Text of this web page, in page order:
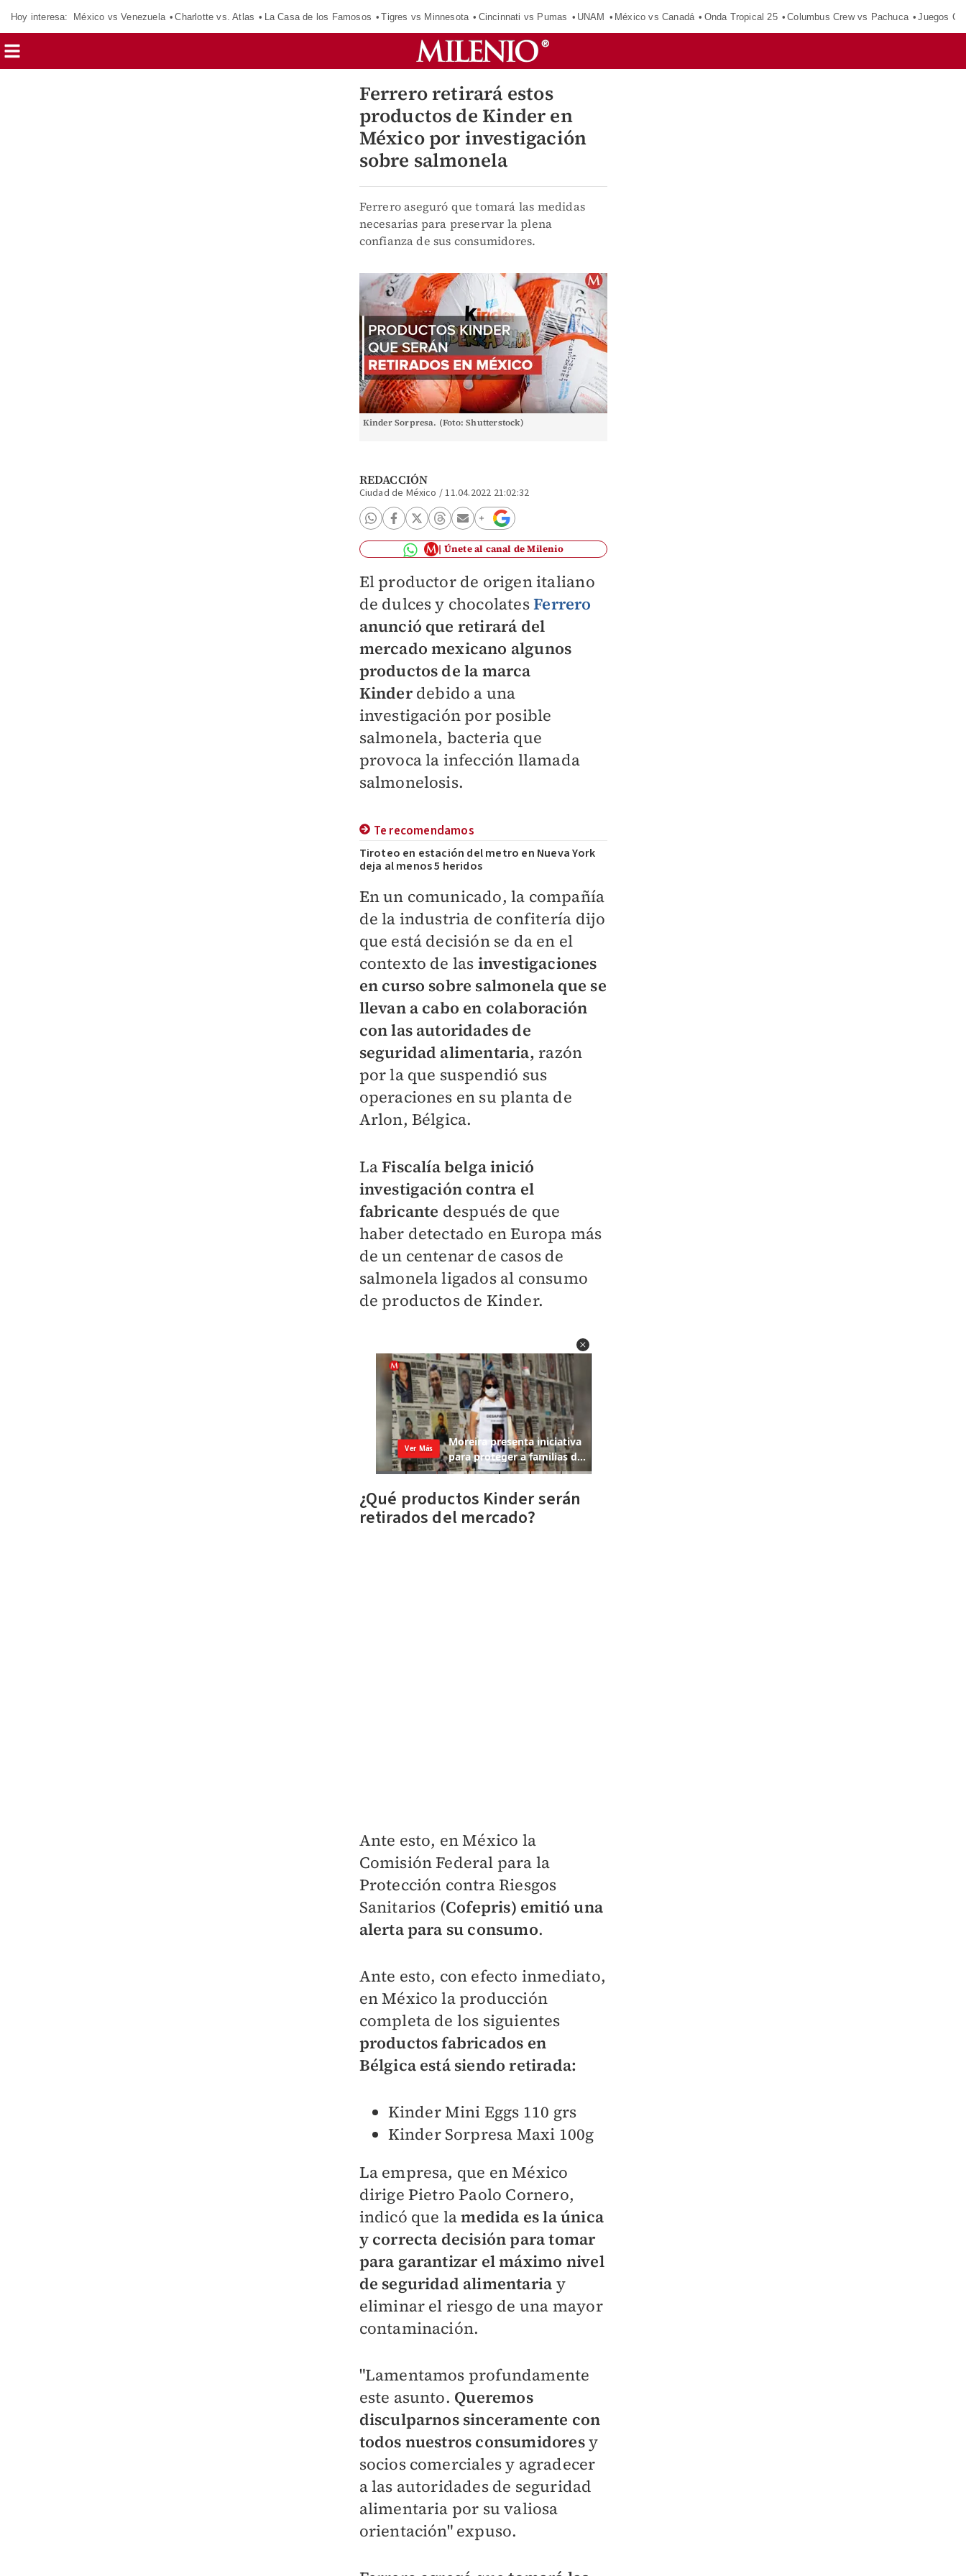
Hoy interesa: México vs Venezuela Charlotte vs. Atlas La Casa de los Famosos Tigres vs Minnesota Cincinnati vs Pumas UNAM México vs Canadá Onda Tropical 25 Columbus Crew vs Pachuca Juegos
Ferrero retirará estos
productos de Kinder en
México por investigación
sobre salmonela
Ferrero aseguró que tomará las medidas
necesarias para preservar la plena
confianza de sus consumidores.
Kinder Sorpresa. (Foto: Shutterstock)
REDACCIÓN
Ciudad de México /11.04.2022 21:02:32
Únete al canal de Milenio
El productor de origen italiano
de dulces y chocolatesFerrero
anunció que retirará del
mercado mexicano algunos
productos de la marca
Kinderdebido a una
investigación por posible
salmonela, bacteria que
provoca la infección llamada
salmonelosis.
Te recomendamos
Tiroteo en estación del metro en Nueva York
deja al menos 5 heridos
En un comunicado, la compañía
de la industria de confitería dijo
que está decisión se da en el
contexto de las investigaciones
en curso sobre salmonela que se
llevan a cabo en colaboración
con las autoridades de
seguridad alimentaria, razón
por la que suspendió sus
operaciones en su planta de
Arlon, Bélgica.
LaFiscalía belga inició
investigación contra el
fabricante después de que
haber detectado en Europa más
de un centenar de casos de
salmonela ligados al consumo
de productos de Kinder.
¿Qué productos Kinder serán
retirados del mercado?
Ante esto, en México la
Comisión Federal para la
Protección contra Riesgos
Sanitarios (Cofepris) emitió una
alerta para su consumo.
Ante esto, con efecto inmediato,
en México la producción
completa de los siguientes
productos fabricados en
Bélgica está siendo retirada:
Kinder Mini Eggs 110 grs
Kinder Sorpresa Maxi 100g
La empresa, que en México
dirige Pietro Paolo Cornero,
indicó que lamedida es la única
y correcta decisión para tomar
para garantizar el máximo nivel
de seguridad alimentaria y
eliminar el riesgo de una mayor
contaminación.
"Lamentamos profundamente
este asunto. Queremos
disculparnos sinceramente con
todos nuestros consumidoresy
socios comerciales y agradecer
a las autoridades de seguridad
alimentaria por su valiosa
orientación" expuso.